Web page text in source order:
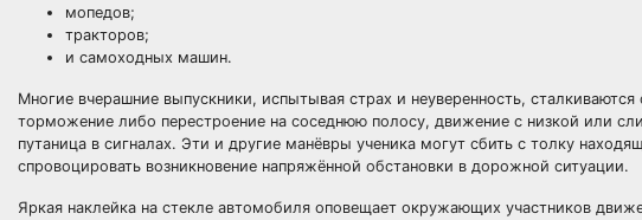
мопедов;
тракторов;
и самоходных машин.
Многие вчерашние выпускники, испытывая страх и неуверенность,
торможение либо перестроение на соседнюю полосу, движение с низкой или
путаница в сигналах. Эти и другие манёвры ученика могут сбить с толку
спровоцировать возникновение напряжённой обстановки в дорожной ситуации.
Яркая наклейка на стекле автомобиля оповещает окружающих участников